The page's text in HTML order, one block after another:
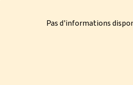
Pas d'informations